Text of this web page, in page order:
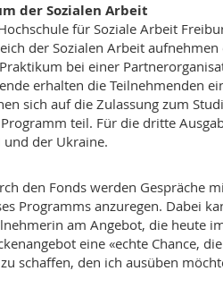
der Sozialen Arbeit
für Soziale Arbeit
der Sozialen Arbeit
bei einer
erhalten die Teilnehmenden
sich auf die Zulassung zum
teil. Für die dritte
und der Ukraine.
den Fonds werden Gespräche
Programms anzuregen. Dabei
am Angebot, die heute
eine «echte Chance,
schaffen, den ich ausüben